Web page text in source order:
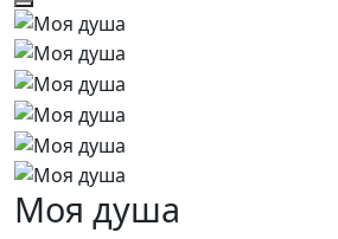
Моя душа